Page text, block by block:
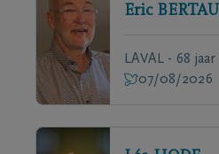
Eric BERTAU
LAVAL - 68 jaar
07/08/2026